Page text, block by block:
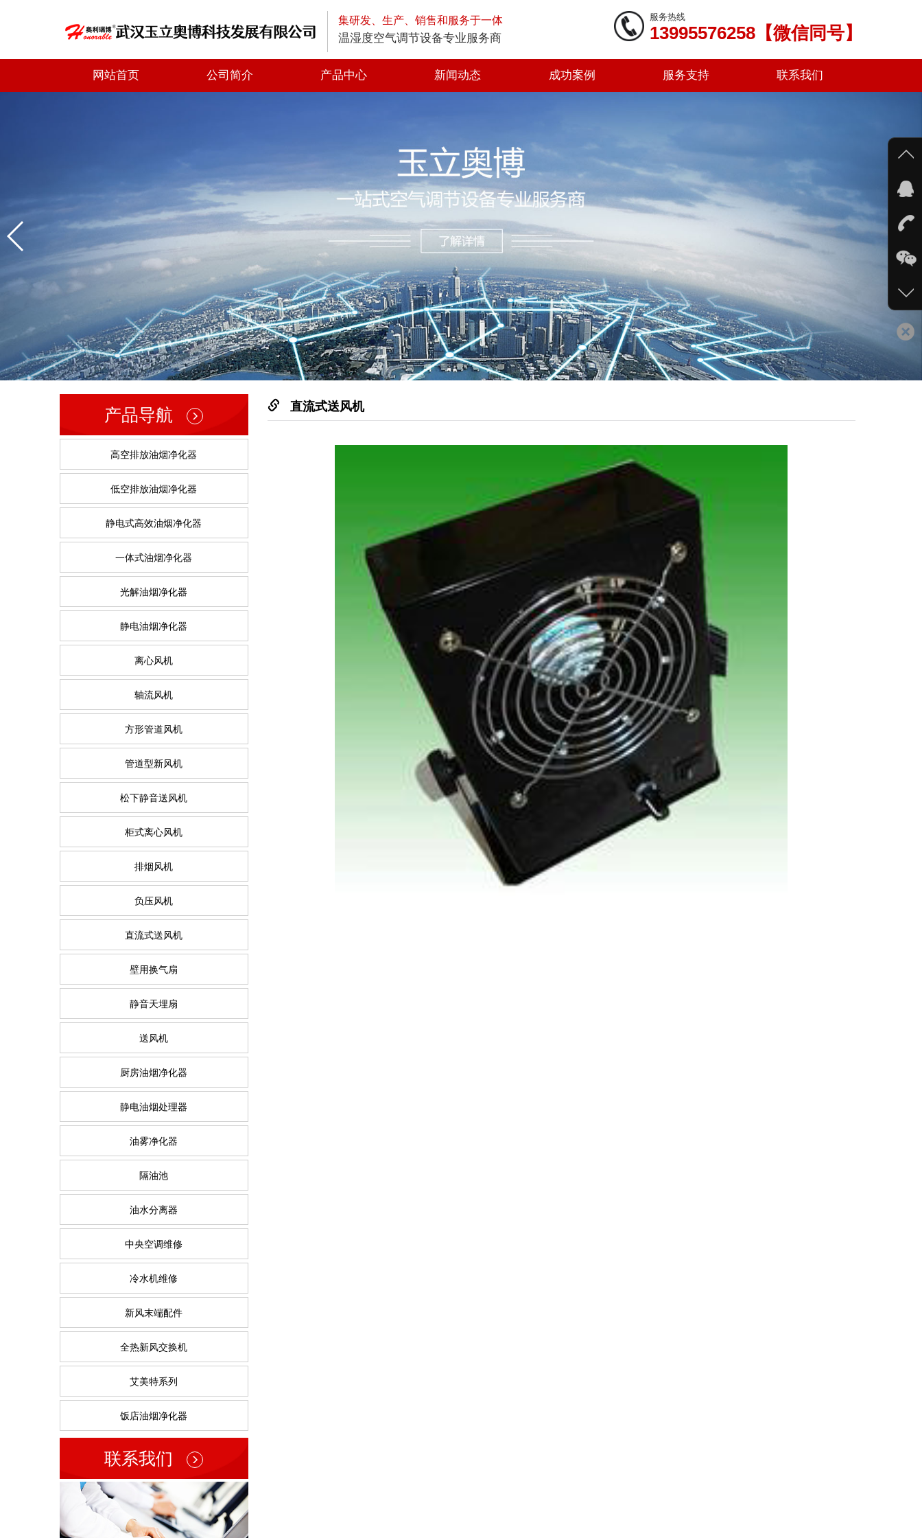
集研发、生产、销售和服务于一体
温湿度空气调节设备专业服务商
服务热线
13995576258【微信同号】
网站首页 公司简介 产品中心
一体式油烟净化器
光解油烟净化器
静电油烟净化器
轴流风机
方形管道风机
管道型新风机
松下静音送风机
柜式离心风机
排烟风机
厨房油烟净化器
静电油烟处理器
新闻动态 成功案例 服务支持 联系我们
产品导航
高空排放油烟净化器
低空排放油烟净化器
静电式高效油烟净化器
一体式油烟净化器
光解油烟净化器
静电油烟净化器
离心风机
轴流风机
方形管道风机
管道型新风机
松下静音送风机
柜式离心风机
排烟风机
负压风机
直流式送风机
壁用换气扇
静音天埋扇
送风机
厨房油烟净化器
静电油烟处理器
油雾净化器
隔油池
油水分离器
中央空调维修
冷水机维修
新风末端配件
全热新风交换机
艾美特系列
饭店油烟净化器
联系我们
直流式送风机